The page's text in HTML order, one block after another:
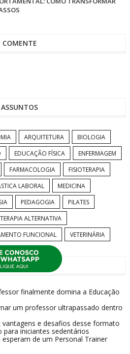
COMENTE
ASSUNTOS
ARQUITETURA
BIOLOGIA
EDUCAÇÃO FÍSICA
ENFERMAGEM
FARMACOLOGIA
FISIOTERAPIA
LABORAL
MEDICINA
PEDAGOGIA
PILATES
TERAPIA ALTERNATIVA
FUNCIONAL VETERINÁRIA
TEXTOS
finalmente domina a Educação
um professor ultrapassado dentro
vantagens e desafios desse formato
iniciantes sedentários
de um Personal Trainer